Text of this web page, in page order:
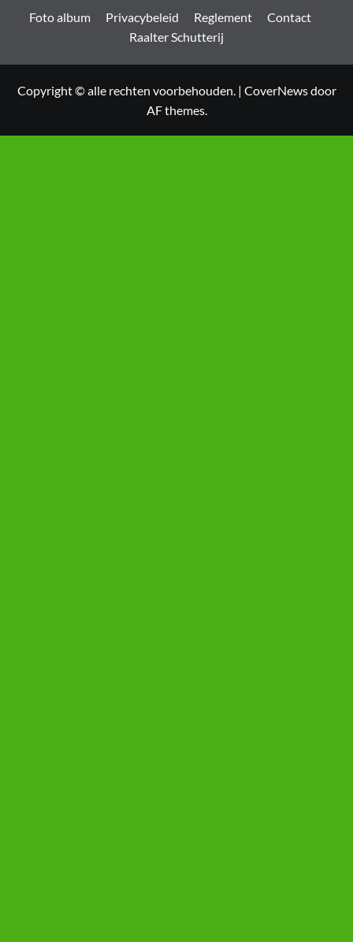
Foto album Privacybeleid Reglement
Contact
Raalter Schutterij
Copyright © alle rechten voorbehouden. | CoverNewsdoor
AF themes.